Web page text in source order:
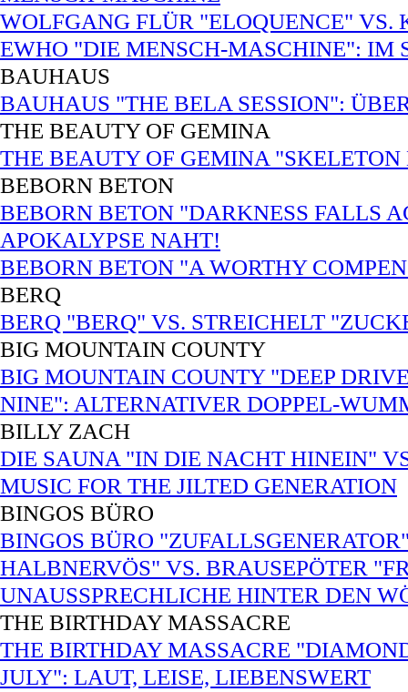
WOLFGANG FLÜR "ELOQUENCE" VS.
EWHO "DIE MENSCH-MASCHINE": IM
BAUHAUS
BAUHAUS "THE BELA SESSION":
THE BEAUTY OF GEMINA
THE BEAUTY OF GEMINA
BEBORN BETON
BEBORN BETON "DARKNESS FALLS
APOKALYPSE NAHT!
BEBORN BETON "A WORTHY
BERQ
BERQ "BERQ" VS. STREICHELT
BIG MOUNTAIN COUNTY
BIG MOUNTAIN COUNTY "DEEP
NINE": ALTERNATIVER DOPPEL-
BILLY ZACH
DIE SAUNA "IN DIE NACHT HINEIN"
MUSIC FOR THE JILTED GENERATION
BINGOS BÜRO
BINGOS BÜRO
HALBNERVÖS" VS. BRAUSEPÖTER
UNAUSSPRECHLICHE HINTER DEN
THE BIRTHDAY MASSACRE
THE BIRTHDAY MASSACRE
JULY": LAUT, LEISE, LIEBENSWERT